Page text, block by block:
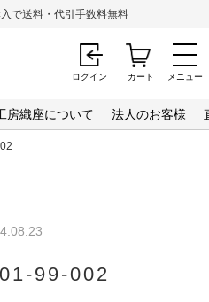
メニュー
で送料・代引手数料無料
房織座について 法人のお客様
ログイン カート
99-002